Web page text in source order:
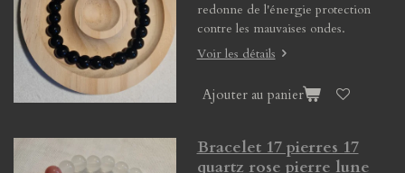
redonne de l'énergie protection
contre les mauvaises ondes.
Voir les détails
Ajouter au panier
Bracelet 17 pierres 17
quartz rose pierre lune